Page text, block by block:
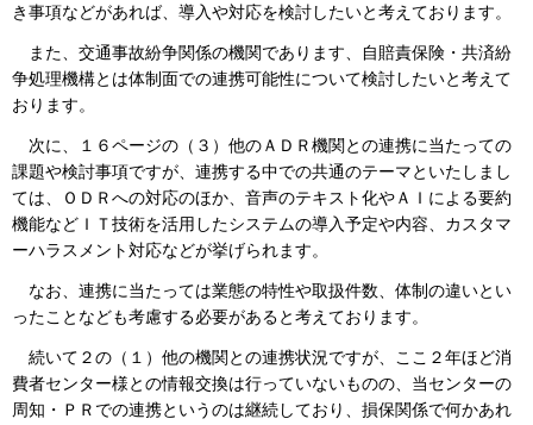
き事項などがあれば、導入や対応を検討したいと考えております。
また、交通事故紛争関係の機関であります、自賠責保険・共済紛
争処理機構とは体制面での連携可能性について検討したいと考えて
おります。
次に、１６ページの（３）他のＡＤＲ機関との連携に当たっての
課題や検討事項ですが、連携する中での共通のテーマといたしまし
ては、ＯＤＲへの対応のほか、音声のテキスト化やＡＩによる要約
機能などＩＴ技術を活用したシステムの導入予定や内容、カスタマ
ーハラスメント対応などが挙げられます。
なお、連携に当たっては業態の特性や取扱件数、体制の違いとい
ったことなども考慮する必要があると考えております。
続いて２の（１）他の機関との連携状況ですが、ここ２年ほど消
費者センター様との情報交換は行っていないものの、当センターの
周知・ＰＲでの連携というのは継続しており、損保関係で何かあれ